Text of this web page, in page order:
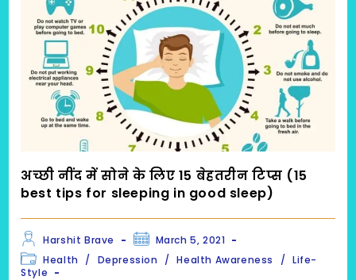
अच्छी नींद में सोने के लिए 15 बेहतरीन टिप्स (15
best tips for sleeping in good sleep)
Post
author:
Harshit Brave
Post
published:
March 5, 2021
Post
category:
Health / Depression / Health Awareness / Life-
Style